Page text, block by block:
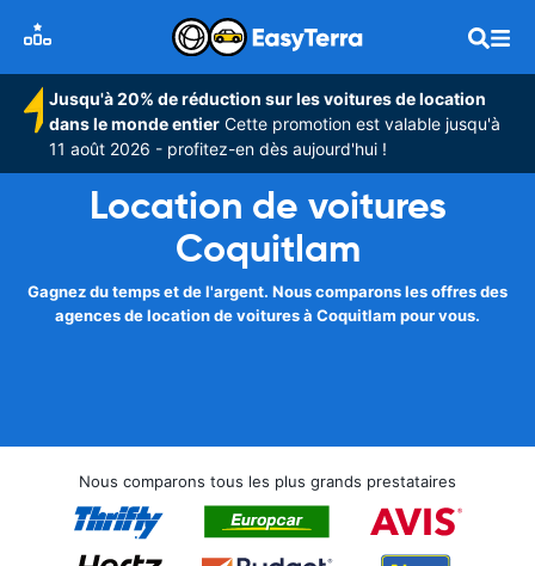
Jusqu'à 20% de réduction sur les voitures de location
dans le monde entier Cette promotion est valable jusqu'à
11 août 2026 - profitez-en dès aujourd'hui !
Location de voitures
Coquitlam
Gagnez du temps et de l'argent. Nous comparons les offres des
agences de location de voitures à Coquitlam pour vous.
Nous comparons tous les plus grands prestataires